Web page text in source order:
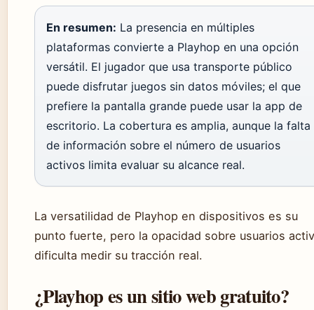
En resumen: La presencia en múltiples
plataformas convierte a Playhop en una opción
versátil. El jugador que usa transporte público
puede disfrutar juegos sin datos móviles; el que
prefiere la pantalla grande puede usar la app de
escritorio. La cobertura es amplia, aunque la falta
de información sobre el número de usuarios
activos limita evaluar su alcance real.
La versatilidad de Playhop en dispositivos es su
punto fuerte, pero la opacidad sobre usuarios
dificulta medir su tracción real.
¿Playhop es un sitio web gratuito?